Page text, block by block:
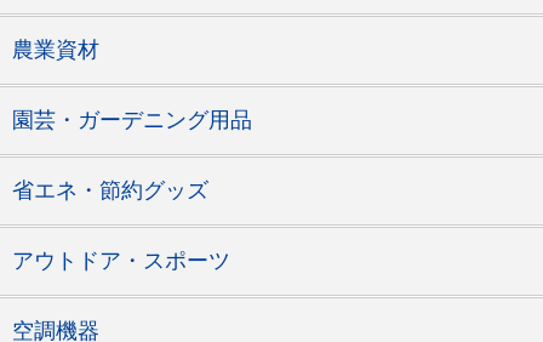
農業資材
園芸・ガーデニング用品
省エネ・節約グッズ
アウトドア・スポーツ
空調機器